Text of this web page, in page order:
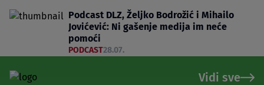
Podcast DLZ, Željko Bodrožić i Mihailo
Jovićević: Ni gašenje medija im neće
pomoći
PODCAST28.07.
Vidi sve